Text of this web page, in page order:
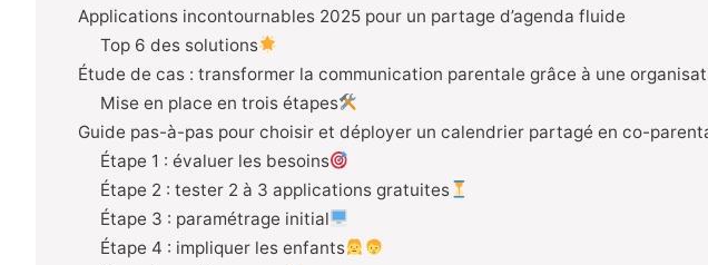
Applications incontournables 2025 pour un partage d’agenda fluide
Top 6 des solutions
Étude de cas : transformer la communication parentale grâce à une
Mise en place en trois étapes
Guide pas-à-pas pour choisir et déployer un calendrier partagé en co-
Étape 1 : évaluer les besoins
Étape 2 : tester 2 à 3 applications gratuites
Étape 3 : paramétrage initial
Étape 4 : impliquer les enfants